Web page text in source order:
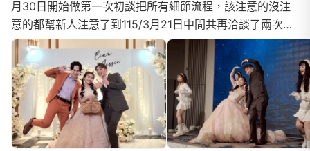
月30日開始做第一次初談把所有細節流程，該注意的沒注
意的都幫新人注意了到115/3月21日中間共再洽談了兩次每
一次都幫我們把關細節盡可能把新人想要的最好呈現出來...